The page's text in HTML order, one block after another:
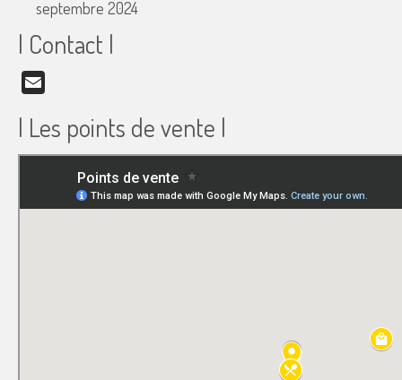
septembre 2024
| Contact |
| Les points de vente |